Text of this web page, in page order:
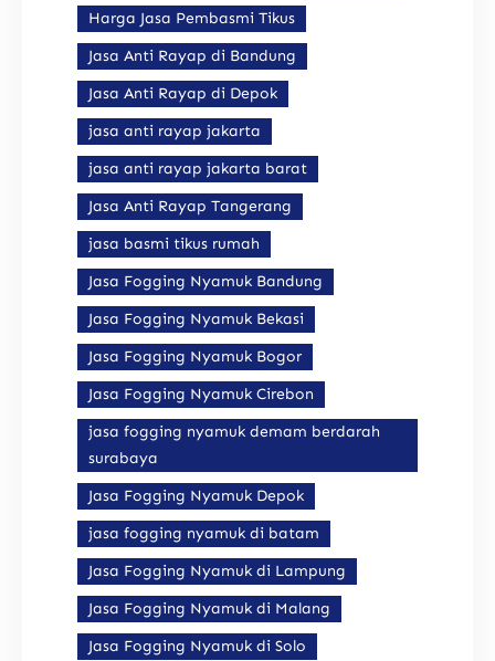
Harga Jasa Pembasmi Tikus
Jasa Anti Rayap di Bandung
Jasa Anti Rayap di Depok
jasa anti rayap jakarta
jasa anti rayap jakarta barat
Jasa Anti Rayap Tangerang
jasa basmi tikus rumah
Jasa Fogging Nyamuk Bandung
Jasa Fogging Nyamuk Bekasi
Jasa Fogging Nyamuk Bogor
Jasa Fogging Nyamuk Cirebon
jasa fogging nyamuk demam berdarah
surabaya
Jasa Fogging Nyamuk Depok
jasa fogging nyamuk di batam
Jasa Fogging Nyamuk di Lampung
Jasa Fogging Nyamuk di Malang
Jasa Fogging Nyamuk di Solo